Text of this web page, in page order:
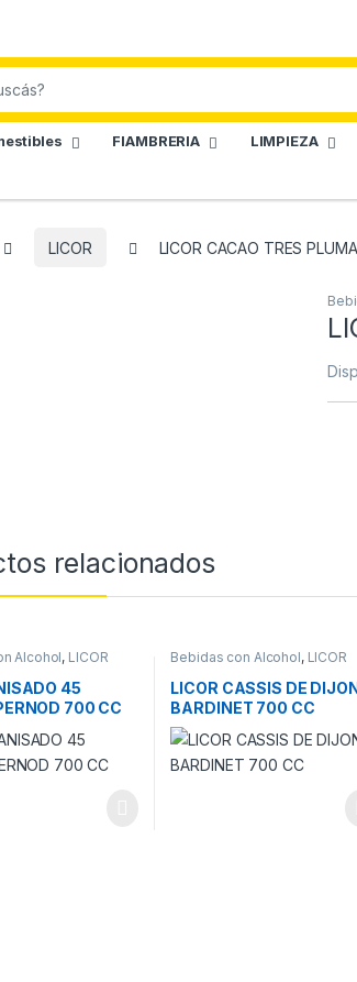
FIAMBRERIA LIMPIEZA
LICOR LICOR CACAO TRES
relacionados
Alcohol, LICOR
45
700 CC
Bebidas con Alcohol, LICOR
LICOR CASSIS DE
BARDINET 700 CC